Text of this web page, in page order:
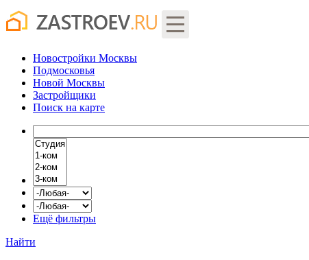
Новостройки Москвы
Подмосковья
Новой Москвы
Застройщики
Поиск на карте
Ещё фильтры
Найти